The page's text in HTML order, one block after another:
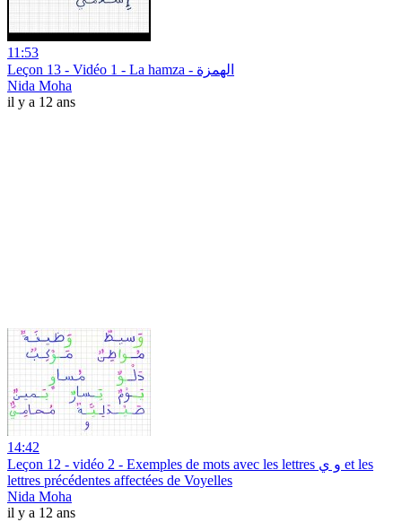
11:53
Leçon 13 - Vidéo 1 - La hamza - الهمزة
Nida Moha
il y a 12 ans
14:42
Leçon 12 - vidéo 2 - Exemples de mots avec les lettres و ي et les
lettres précédentes affectées de Voyelles
Nida Moha
il y a 12 ans